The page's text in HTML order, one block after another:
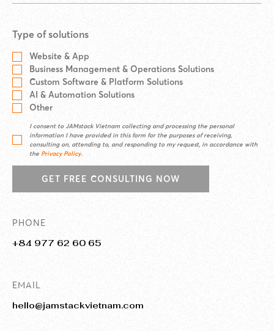
Type of solutions
Website & App
Business Management & Operations Solutions
Custom Software & Platform Solutions
AI & Automation Solutions
Other
I consent to JAMstack Vietnam collecting and processing the personal
information I have provided in this form for the purposes of receiving,
consulting on, attending to, and responding to my request, in accordance with
the Privacy Policy.
GET FREE CONSULTING NOW
PHONE
+84 977 62 60 65
EMAIL
hello@jamstackvietnam.com